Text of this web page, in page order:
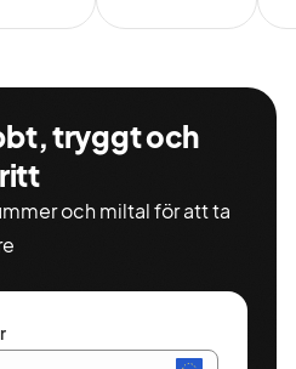
tryggt och
och miltal för att ta